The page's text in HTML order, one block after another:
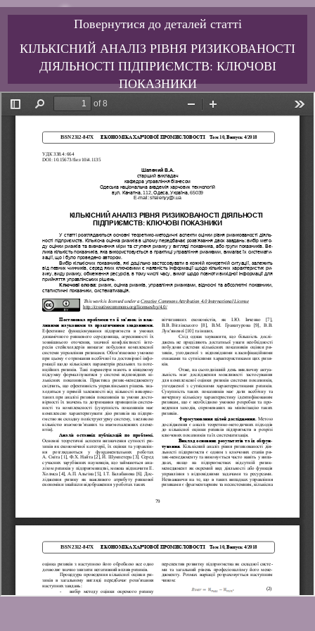
Повернутися до деталей статті
КІЛЬКІСНИЙ АНАЛІЗ РІВНЯ РИЗИКОВАНОСТІ
ДІЯЛЬНОСТІ ПІДПРИЄМСТВ: КЛЮЧОВІ
ПОКАЗНИКИ
Завантажити PDF